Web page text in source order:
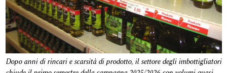
Dopo anni di rincari e scarsità di prodotto, il settore degli imbottigliatori